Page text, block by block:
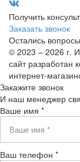
Получить
Заказать звонок
Остались
© 2023 – 2026 г.
сайт разработан
интернет-
Закажите звонок
И наш менеджер
Ваше имя *
Ваш телефон *